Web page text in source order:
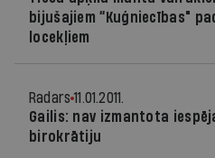
bijušajiem “Kuģniecības"
locekļiem
Radars 11.01.2011.
Gailis: nav izmantota
birokrātiju